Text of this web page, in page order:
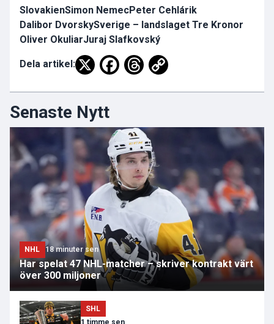
SlovakienSimon NemecPeter Cehlárik
Dalibor DvorskySverige – landslaget Tre Kronor
Oliver OkuliarJuraj Slafkovský
Dela artikel:
Senaste Nytt
NHL 18 minuter sen
Har spelat 47 NHL-matcher – skriver kontrakt värt
över 300 miljoner
SHL
1 timme sen